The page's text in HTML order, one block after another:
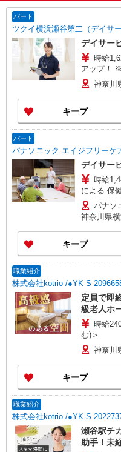
パート
ツクイ横浜瀬谷第二（デイサー
デイサー
時給1,627円〜
アップ！
神奈川
キープ
パート
パナソニック エイジフリーケ
デイサー
時給
による 保
時給1,442
〇無事故
パナソ
神奈川県
キープ
職業紹介
株式会社kotrio /●YK-S-
定員で即
級老人ホ
時給
む)＞
神奈川
キープ
職業紹介
株式会社kotrio /●YK-S-
瀬谷駅チ
助手！未